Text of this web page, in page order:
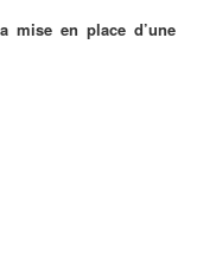
mise en place d’une